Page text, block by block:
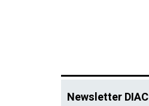
Newsletter DIAC